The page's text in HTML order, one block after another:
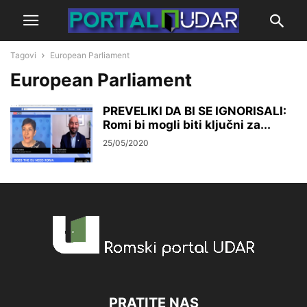
Tagovi European Parliament
European Parliament
PREVELIKI DA BI SE IGNORISALI:
Romi bi mogli biti ključni za...
25/05/2020
PRATITE NAS